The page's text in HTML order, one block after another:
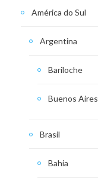
América do Sul
Argentina
Bariloche
Buenos Aires
Brasil
Bahia